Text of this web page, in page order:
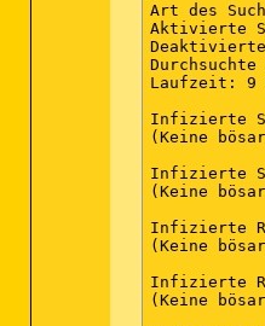
Art des
Aktivierte
Laufzeit: 9
Infizierte
(Keine
Infizierte
(Keine
Infizierte
(Keine
Infizierte
(Keine